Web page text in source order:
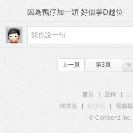
因為鴨仔加一頭 好似爭D越位
上一頁 第3頁
首頁 登錄
標準版
觸屏版 電腦版
© Comsenz Inc.